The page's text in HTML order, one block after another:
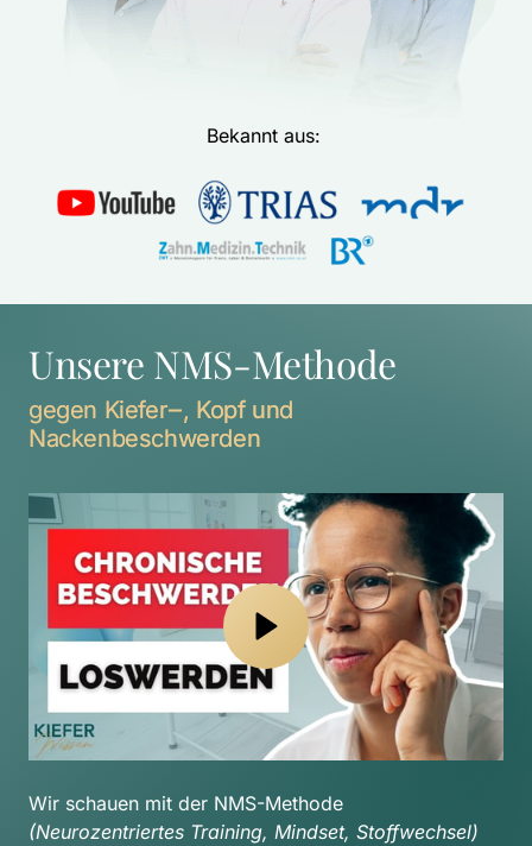
Bekannt aus:
Unsere NMS-Methode
gegen Kiefer‒, Kopf
Nackenbeschwerden